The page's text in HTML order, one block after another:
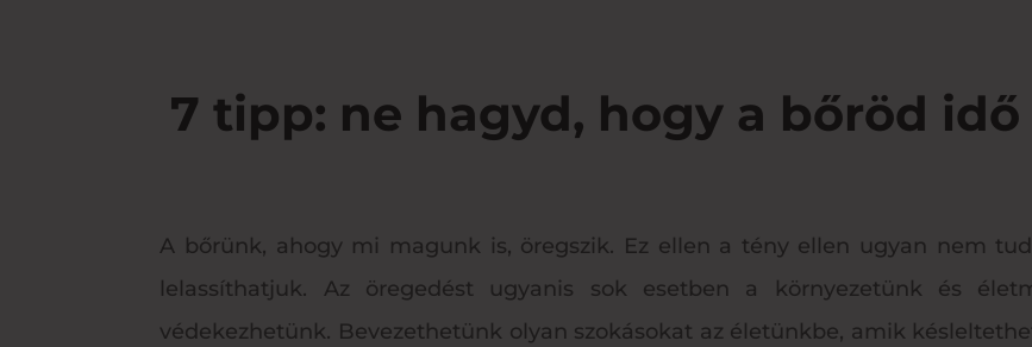
7 tipp: ne hagyd, hogy a bőröd
A bőrünk, ahogy mi magunk is, öregszik. Ez ellen a tény ellen ugyan nem
lelassíthatjuk. Az öregedést ugyanis sok esetben a környezetünk és
védekezhetünk. Bevezethetünk olyan szokásokat az életünkbe, amik